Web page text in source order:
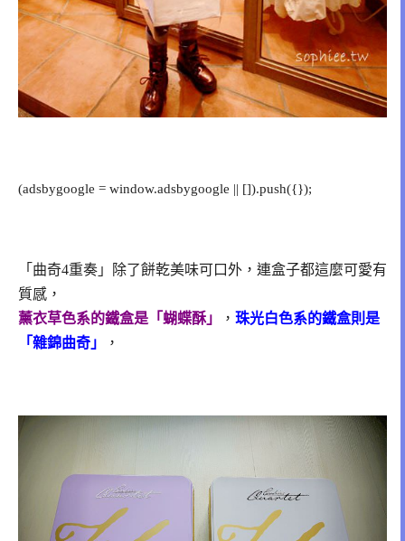
(adsbygoogle = window.adsbygoogle || []).push({});
「曲奇4重奏」除了餅乾美味可口外，連盒子都這麼可愛有
質感，
薰衣草色系的鐵盒是「蝴蝶酥」
， 珠光白色系的鐵盒則是
「雜錦曲奇」
，